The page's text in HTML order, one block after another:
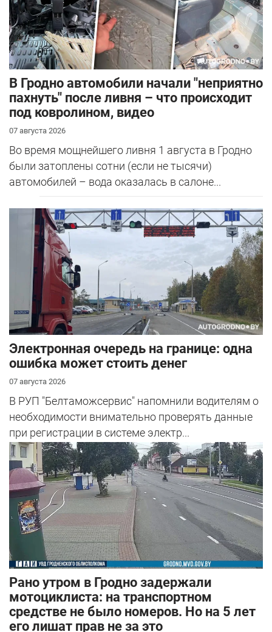
В Гродно автомобили начали "неприятно
пахнуть" после ливня – что происходит
под ковролином, видео
07 августа 2026
Во время мощнейшего ливня 1 августа в Гродно
были затоплены сотни (если не тысячи)
автомобилей – вода оказалась в салоне...
Электронная очередь на границе: одна
ошибка может стоить денег
07 августа 2026
В РУП "Белтаможсервис" напомнили водителям о
необходимости внимательно проверять данные
при регистрации в системе электр...
Рано утром в Гродно задержали
мотоциклиста: на транспортном
средстве не было номеров. Но на 5 лет
его лишат прав не за это